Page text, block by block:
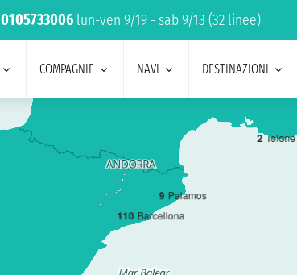
0105733006 lun-ven 9/19 - sab 9/13 (32 linee)
COMPAGNIE NAVI DESTINAZIONI
110 Barcellona
2 Tolone
9 Palamos